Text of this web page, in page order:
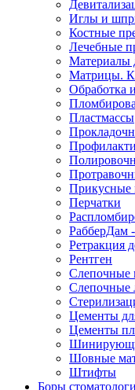
Иглы и
Костные
Лечебные
Материалы
Матрицы.
Обработка
Пластмассы
Прикусные
Перчатки
РабберДам
Ретракция
Рентген
Слепочные
Слепочные
Цементы
Цементы
Шовные
Штифты
Боры